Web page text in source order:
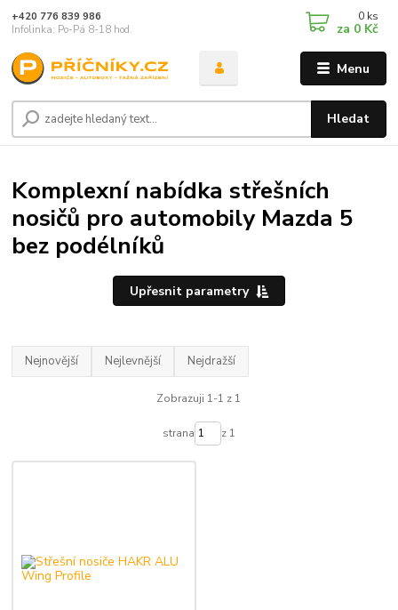
Menu
Hledat
+420 776 839 986
Infolinka: Po-Pá 8-18 hod.
0 ks
za 0 Kč
Komplexní nabídka střešních
nosičů pro automobily Mazda 5
bez podélníků
Upřesnit parametry
Nejnovější Nejlevnější Nejdražší
Zobrazuji 1-1 z 1
strana z 1